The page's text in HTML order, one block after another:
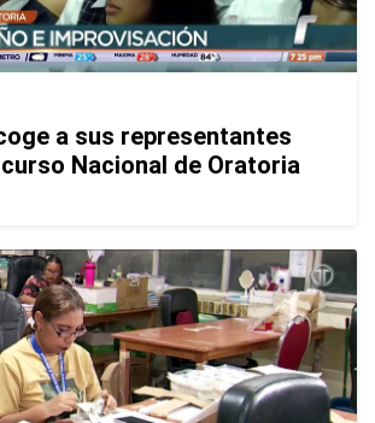
a sus representantes
Nacional de Oratoria